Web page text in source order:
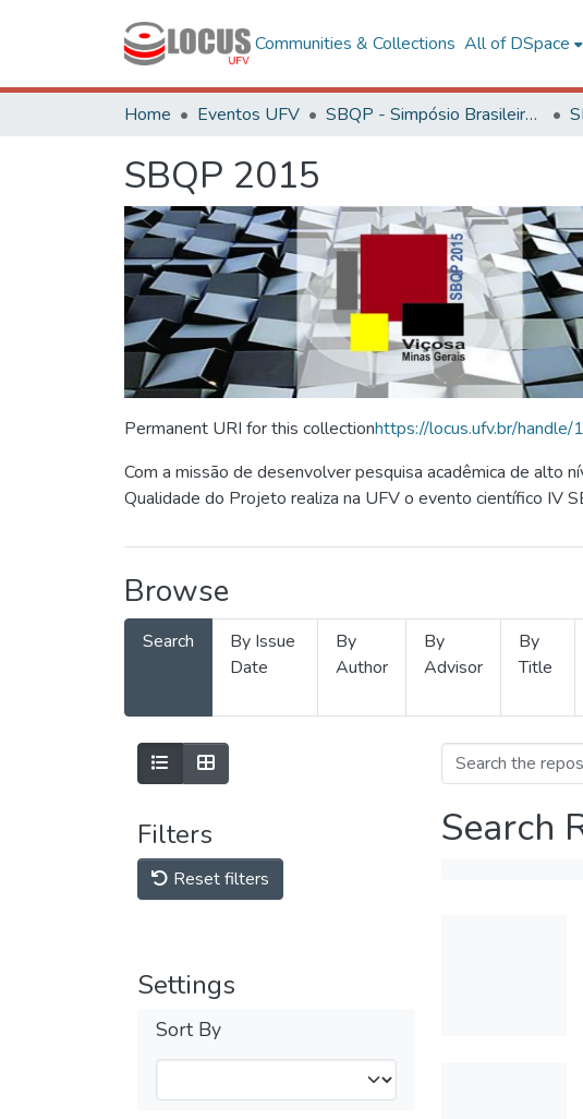
Communities & Collections All of DSpace
Home Eventos UFV SBQP - Simpósio Brasileiro de Qualidade do Projeto no Ambiente Construído
SBQP 2015
Permanent URI for this collectionhttps://locus.ufv.br/
Com a missão de desenvolver pesquisa acadêmica de alto
Qualidade do Projeto realiza na UFV o evento científico IV
Browse
Search
By Issue
Date
By
Author
By
Advisor
By
Title
Filters
Reset filters
Settings
Sort By
Search